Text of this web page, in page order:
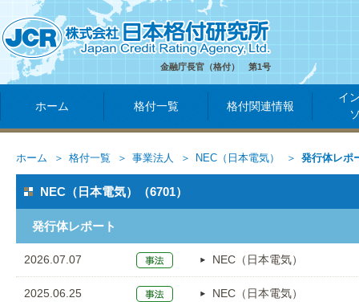
金融庁長官（格付） 第1号
ホーム 格付一覧 格付関連情報
イ
ホーム 格付一覧 事業法人 NEC（日本電気） 発行体レポ
NEC（日本電気）（6701）
発行体レポート
2026.07.07 NEC（日本電気）
2025.06.25 NEC（日本電気）